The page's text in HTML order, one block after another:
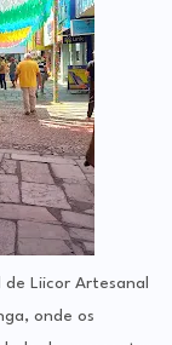
Liicor Artesanal
onde os